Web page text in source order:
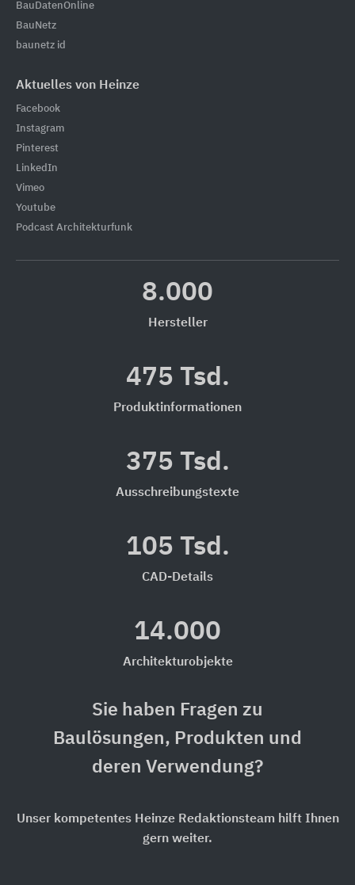
BauDatenOnline
BauNetz
baunetz id
Aktuelles von Heinze
Facebook
Instagram
Pinterest
LinkedIn
Vimeo
Youtube
Podcast Architekturfunk
8.000
Hersteller
475 Tsd.
Produktinformationen
375 Tsd.
Ausschreibungstexte
105 Tsd.
CAD-Details
14.000
Architekturobjekte
Sie haben Fragen zu
Baulösungen, Produkten und
deren Verwendung?
Unser kompetentes Heinze Redaktionsteam hilft Ihnen
gern weiter.